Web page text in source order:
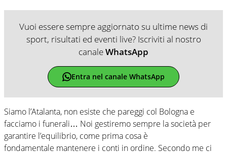
Vuoi essere sempre aggiornato su ultime news di
sport, risultati ed eventi live? Iscriviti al nostro
canaleWhatsApp
Entra nel canale WhatsApp
Siamo l’Atalanta, non esiste che pareggi col Bologna e
facciamo i funerali… Noi gestiremo sempre la società per
garantire l’equilibrio, come prima cosa è
fondamentale mantenere i conti in ordine. Secondo me ci